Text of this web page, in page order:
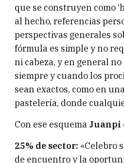
que se construyen como
al hecho, referencias
perspectivas generales
fórmula es simple y no
ni cabeza, y en general
siempre y cuando los
sean exactos, como en
pastelería, donde
Con ese esquema Juanpi
25% de sector: «Celebro
de encuentro y la